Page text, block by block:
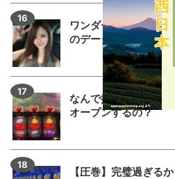
ワンダーランド百年
のデータまとめに不
なんで据え置きなの
オープンするの？
【圧巻】完璧過ぎる